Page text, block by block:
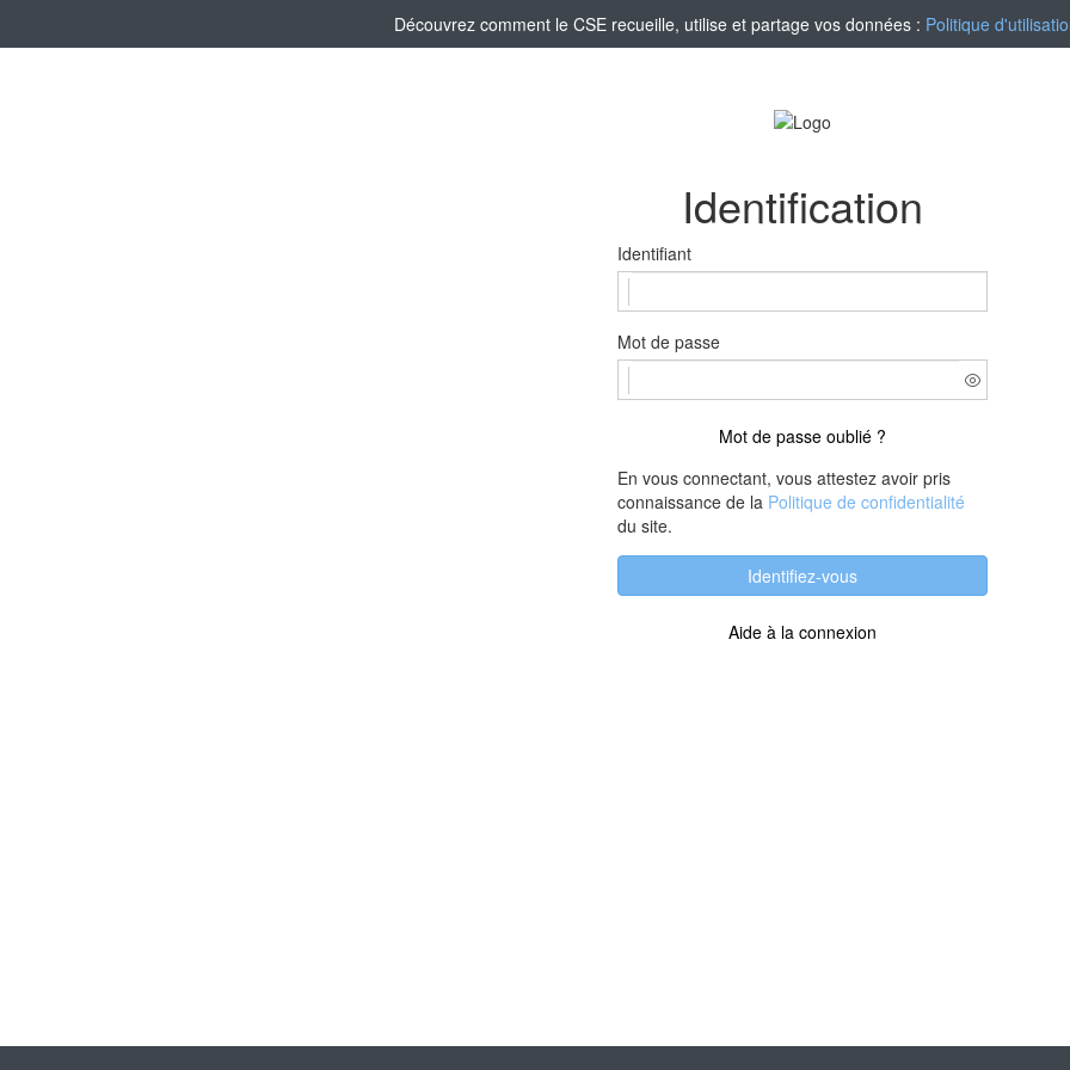
Découvrez comment le CSE recueille, utilise et partage vos données : Politique
Identification
Identifiant
Mot de passe
Mot de passe oublié ?
En vous connectant, vous attestez avoir pris
connaissance de la Politique de confidentialité
du site.
Identifiez-vous
Aide à la connexion